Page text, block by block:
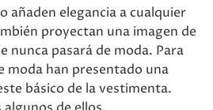
añaden elegancia a cualquier
proyectan una imagen de
nunca pasará de moda. Para
moda han presentado una
básico de la vestimenta.